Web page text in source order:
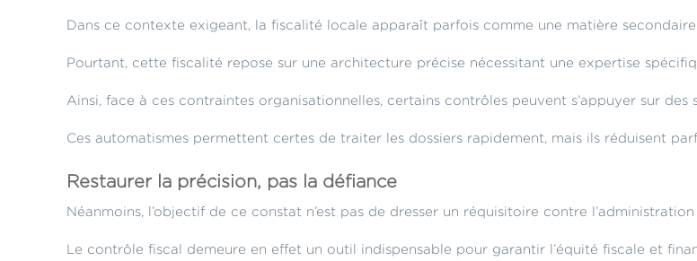
Dans ce contexte exigeant, la fiscalité locale apparaît parfois comme une matière
Pourtant, cette fiscalité repose sur une architecture précise nécessitant une expertise
Ainsi, face à ces contraintes organisationnelles, certains contrôles peuvent s’appuyer sur
Ces automatismes permettent certes de traiter les dossiers rapidement, mais ils réduisent
Restaurer la précision, pas la défiance
Néanmoins, l’objectif de ce constat n’est pas de dresser un réquisitoire contre
Le contrôle fiscal demeure en effet un outil indispensable pour garantir l’équité fiscale et